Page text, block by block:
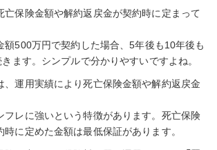
亡保険金額や解約返戻金が契約時に定まって
額500万円で契約した場合、5年後も10年後も
ます。シンプルで分かりやすいですよね。
、運用実績により死亡保険金額や解約返戻金
フレに強いという特徴があります。死亡保険
に定めた金額は最低保証があります。